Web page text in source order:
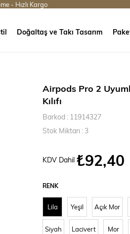
- Hızlı Kargo
Doğaltaş ve Takı Tasarım
Airpods Pro 2
Kılıfı
Barkod : 11914327
Stok Miktarı : 3
KDV Dahil ₺92,40
RENK
Lila Yeşil Açık Mor
Siyah Lacivert Mor